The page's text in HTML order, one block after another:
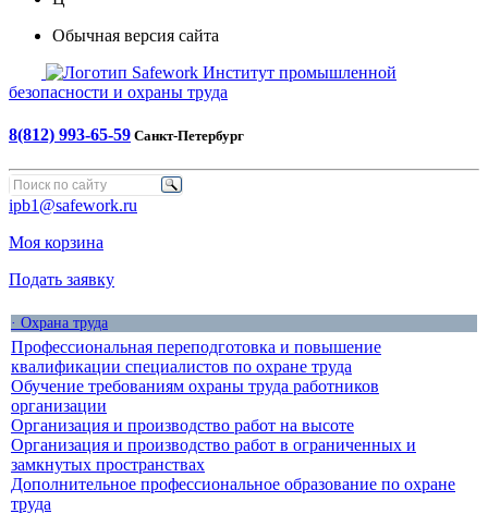
Обычная версия сайта
Safework Институт промышленной
безопасности и охраны труда
8(812) 993-65-59 Санкт-Петербург
ipb1@safework.ru
Моя корзина
Подать заявку
· Охрана труда
Профессиональная переподготовка и повышение
квалификации специалистов по охране труда
Обучение требованиям охраны труда работников
организации
Организация и производство работ на высоте
Организация и производство работ в ограниченных и
замкнутых пространствах
Дополнительное профессиональное образование по охране
труда